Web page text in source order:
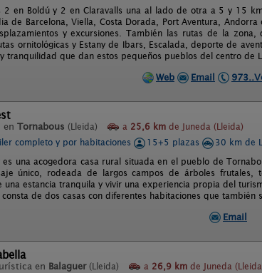
2 en Boldú y 2 en Claravalls una al lado de otra a 5 y 15
de Barcelona, Viella, Costa Dorada, Port Aventura,
y excursiones. También las rutas de la
ornitológicas y Estany de Ibars, Escalada, deporte de
tranquilidad que dan estos pequeños pueblos del centro de
Web
Email
en Tornabous (Lleida) a 25,6 km de Juneda (Lleida)
completo y por habitaciones
15+5 plazas
30 km de
es una acogedora casa rural situada en el pueblo de
único, rodeada de largos campos de árboles frutales,
una estancia tranquila y vivir una experiencia propia del
consta de dos casas con diferentes habitaciones que también
Email
en Balaguer (Lleida) a 26,9 km de Juneda